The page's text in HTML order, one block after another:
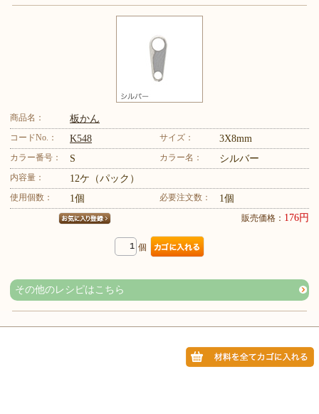
商品名： 板かん
コードNo.： K548 サイズ： 3X8mm
カラー番号： S カラー名： シルバー
内容量： 12ケ（パック）
使用個数： 1個 必要注文数： 1個
販売価格： 176円
個
その他のレシピはこちら